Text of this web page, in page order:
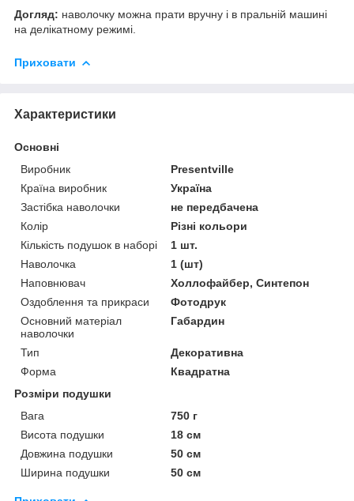
Догляд: наволочку можна прати вручну і в пральній машині
на делікатному режимі.
Приховати
Характеристики
Основні
Виробник
Presentville
Країна виробник
Україна
Застібка наволочки
не передбачена
Колір
Різні кольори
Кількість подушок в наборі
1 шт.
Наволочка
1 (шт)
Наповнювач
Холлофайбер, Синтепон
Оздоблення та прикраси
Фотодрук
Основний матеріал
наволочки
Габардин
Тип
Декоративна
Форма
Квадратна
Розміри подушки
Вага
750 г
Висота подушки
18 см
Довжина подушки
50 см
Ширина подушки
50 см